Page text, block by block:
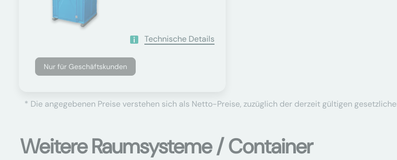
Technische Details
Nur für Geschäftskunden
* Die angegebenen Preise verstehen sich als Netto-Preise, zuzüglich der derzeit gültigen
Weitere Raumsysteme / Container